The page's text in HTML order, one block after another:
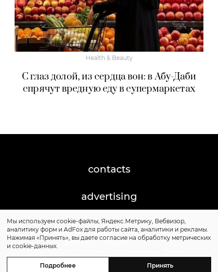
Health & Beauty
С глаз долой, из сердца вон: в Абу-Даби
спрячут вредную еду в супермаркетах
contacts
advertising
©2026 Posta-Magazine
Сайт может содержать контент, не предназначенный
для лиц младше 16 лет.
Политика обработки персональных данных
Мы используем cookie-файлы, Яндекс.Метрику, Вебвизор,
аналитику форм и AdFox для работы сайта, аналитики и рекламы.
Нажимая «Принять», вы даете согласие на обработку метрических
и cookie-данных.
Подробнее Принять